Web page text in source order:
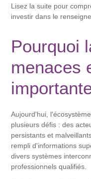
Lisez la suite pour
investir dans le
Pourquoi
menaces
Aujourd'hui,
plusieurs défis : des
persistants et
rempli d'informations
divers systèmes
professionnels qualifiés.